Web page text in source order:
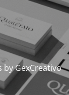
by GexCreativo